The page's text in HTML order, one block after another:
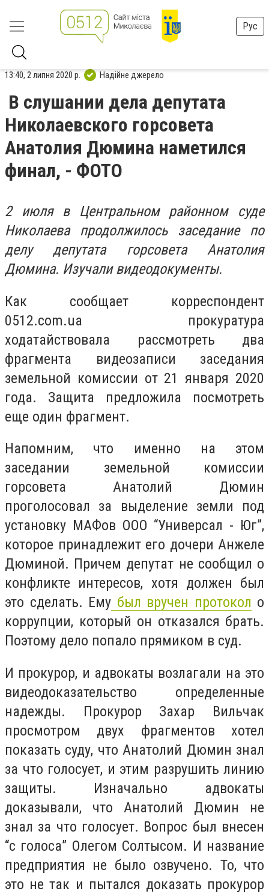
Рус
13:40, 2 липня 2020 р. Надійне джерело
В слушании дела депутата
Николаевского горсовета
Анатолия Дюмина наметился
финал, - ФОТО
2 июля в Центральном районном суде
Николаева продолжилось заседание по
делу депутата горсовета Анатолия
Дюмина. Изучали видеодокументы.
Как сообщает корреспондент
0512.com.ua прокуратура
ходатайствовала рассмотреть два
фрагмента видеозаписи заседания
земельной комиссии от 21 января 2020
года. Защита предложила посмотреть
еще один фрагмент.
Напомним, что именно на этом
заседании земельной комиссии
горсовета Анатолий Дюмин
проголосовал за выделение земли под
установку МАФов ООО “Универсал - Юг”,
которое принадлежит его дочери Анжеле
Дюминой. Причем депутат не сообщил о
конфликте интересов, хотя должен был
это сделать. Ему был вручен протокол о
коррупции, который он отказался брать.
Поэтому дело попало прямиком в суд.
И прокурор, и адвокаты возлагали на это
видеодоказательство определенные
надежды. Прокурор Захар Вильчак
просмотром двух фрагментов хотел
показать суду, что Анатолий Дюмин знал
за что голосует, и этим разрушить линию
защиты. Изначально адвокаты
доказывали, что Анатолий Дюмин не
знал за что голосует. Вопрос был внесен
“с голоса” Олегом Солтысом. И название
предприятия не было озвучено. То, что
это не так и пытался доказать прокурор